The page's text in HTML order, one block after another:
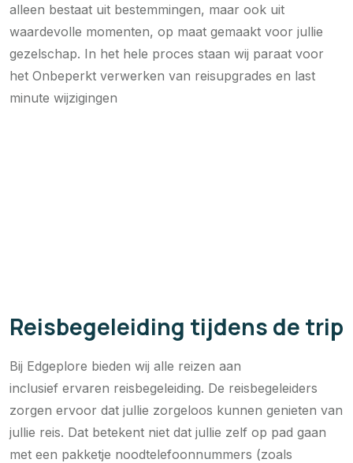
alleen bestaat uit bestemmingen, maar ook uit
waardevolle momenten, op maat gemaakt voor jullie
gezelschap. In het hele proces staan wij paraat voor
het Onbeperkt verwerken van reisupgrades en last
minute wijzigingen
Reisbegeleiding tijdens de trip
Bij Edgeplore bieden wij alle reizen aan
inclusief ervaren reisbegeleiding. De reisbegeleiders
zorgen ervoor dat jullie zorgeloos kunnen genieten van
jullie reis. Dat betekent niet dat jullie zelf op pad gaan
met een pakketje noodtelefoonnummers (zoals